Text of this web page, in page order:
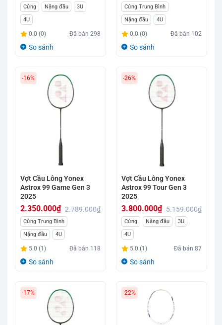
Giá
gốc
là:
8.200.000₫.
Giá
hiện
tại
là:
Cứng Nặng đầu
3U
4U
0.0 (0) Đã bán298
So sánh
Giá
gốc
là:
2.400.000₫.
Giá
hiện
tại
là:
Cứng Trung Bình
Nặng đầu
4U
0.0 (0) Đã bán 102
So sánh
-16%
Vợt Cầu Lông Yonex
Astrox 99 Game Gen 3
2025
2.789.000₫
Giá
gốc
là:
2.789.000₫.
2.350.000₫
Giá
hiện
tại
là:
Cứng Trung Bình
Nặng đầu
4U
5.0 (1) Đã bán 118
So sánh
-26%
Vợt Cầu Lông Yonex
Astrox 99 Tour Gen 3
2025
5.159.000₫
Giá
gốc
là:
5.159.000₫.
3.800.000₫
Giá
hiện
tại
là:
Cứng Nặng đầu
3U
4U
5.0 (1) Đã bán87
So sánh
-17% -22%